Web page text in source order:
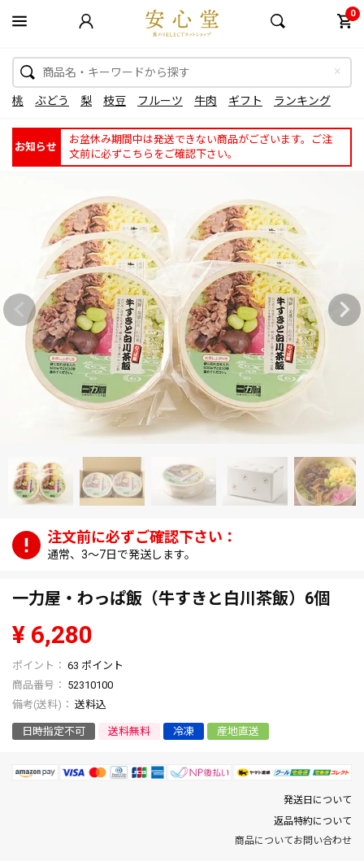
0
桃 ぶどう 梨 枝豆 フルーツ 牛肉 ギフト ランキング
お知らせ
お盆休み期間中は発送できない商品がございます。ご注
文前に必ずこちらをご確認下さい。
通常、3～7日で発送します。
一力屋・わっぱ飯（牛すきと白川茶飯）6個
¥ 6,280
63 ポイント
商品番号
52310100
送料込
日時指定不可 送料無料 冷凍 産地直送
発送日について
返品特約について
商品についてお問い合わせ